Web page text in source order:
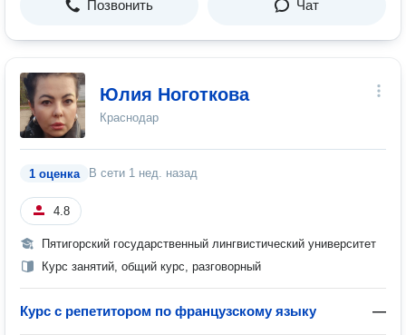
Позвонить Чат
Юлия Ноготкова
Краснодар
1 оценка В сети 1 нед. назад
4.8
Пятигорский государственный лингвистический университет
Курс занятий, общий курс, разговорный
Курс с репетитором по французскому языку —